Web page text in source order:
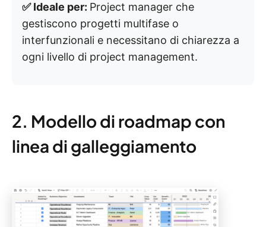
✅ Ideale per: Project manager che
gestiscono progetti multifase o
interfunzionali e necessitano di chiarezza a
ogni livello di project management.
2. Modello di roadmap con
linea di galleggiamento